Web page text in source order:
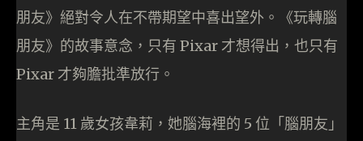
朋友》絕對令人在不帶期望中喜出望外。《玩轉腦
朋友》的故事意念，只有 Pixar 才想得出，也只有
Pixar 才夠膽批準放行。
主角是 11 歲女孩韋莉，她腦海裡的 5 位「腦朋友」